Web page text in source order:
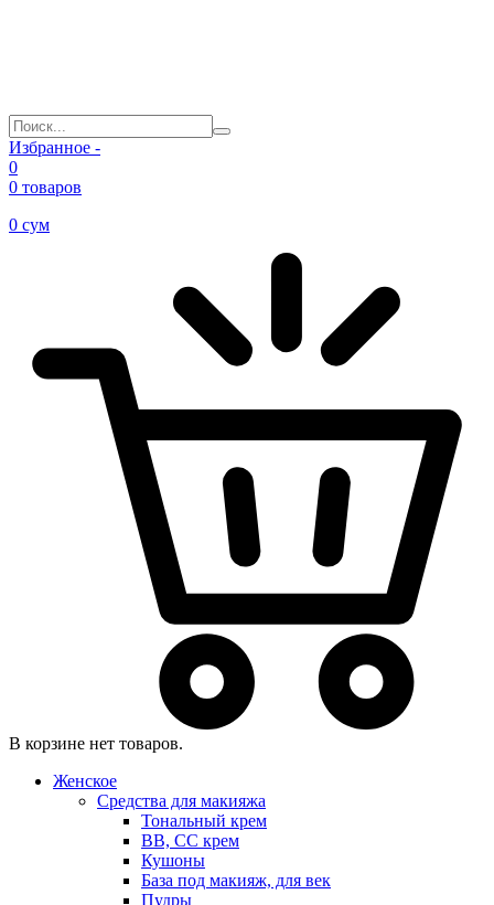
Избранное -
0
0 товаров
0 сум
В корзине нет товаров.
Женское
Средства для макияжа
Тональный крем
BB, CC крем
Кушоны
База под макияж, для век
Пудры